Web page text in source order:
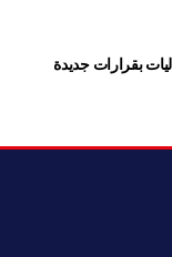
بقرارات جديدة